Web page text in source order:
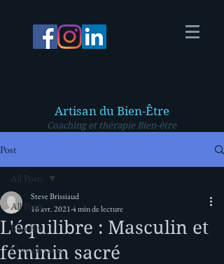
Artisan du Bien-Être
Coaching et thérapie Bien-être
Post
All Posts
Bien-être
Conseils santé
All Posts
L'équilibre : Masculin et
féminin sacré
Steve Brissiaud
16 avr. 20214 min de lecture